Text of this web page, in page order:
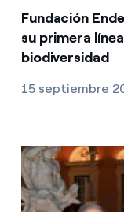
Fundación
su primera
biodiversidad
15 septiembre